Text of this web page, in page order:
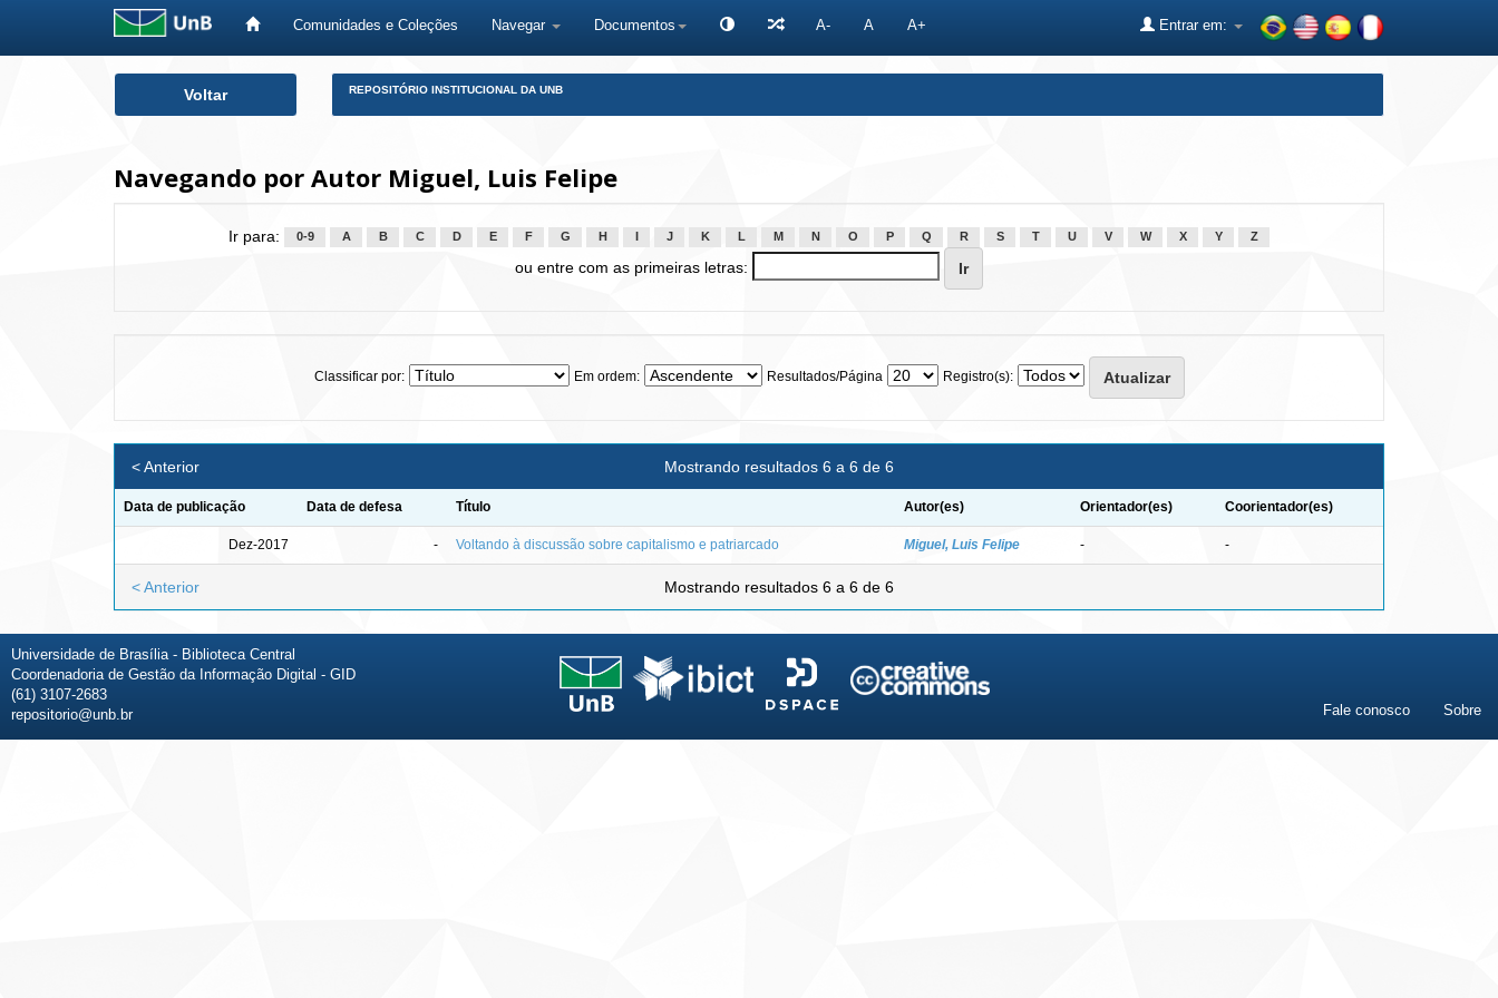
Comunidades e Coleções Navegar Documentos A- A A+ Entrar em:
Voltar REPOSITÓRIO INSTITUCIONAL DA UNB
Navegando por Autor Miguel, Luis Felipe
Ir para: 0-9 A B C D E F G H J K L M N O P Q R S T U V W X Y Z
ou entre com as primeiras letras:
Classificar por: Em ordem: Resultados/Página Registro(s):
Mostrando resultados 6 a 6 de 6
< Anterior
Data de publicação Data de defesa Título Autor(es) Orientador(es) Coorientador(es)
Dez-2017 - Voltando à discussão sobre capitalismo e patriarcado Miguel, Luis Felipe - -
Mostrando resultados 6 a 6 de 6
< Anterior
Universidade de Brasília - Biblioteca Central
Coordenadoria de Gestão da Informação Digital - GID
(61) 3107-2683
repositorio@unb.br
Fale conosco Sobre